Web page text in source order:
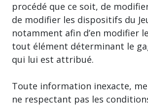
procédé que ce soit, de
de modifier les dispositifs du
notamment afin d’en modifier
tout élément déterminant le
qui lui est attribué.
Toute information inexacte,
ne respectant pas les